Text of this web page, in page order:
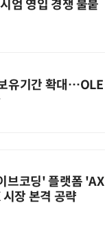
엄 영입 경쟁 불붙
유기간 확대…OLE
브코딩' 플랫폼 'AX
장 본격 공략